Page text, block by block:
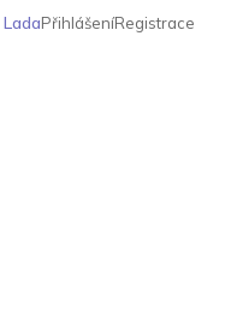
LadaPřihlášeníRegistrace